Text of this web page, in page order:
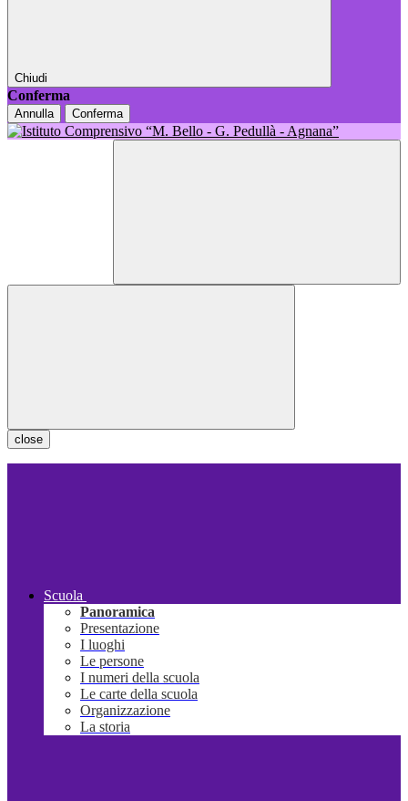
Chiudi
Conferma
Annulla Conferma
close
Scuola
Panoramica
Presentazione
I luoghi
Le persone
I numeri della scuola
Le carte della scuola
Organizzazione
La storia